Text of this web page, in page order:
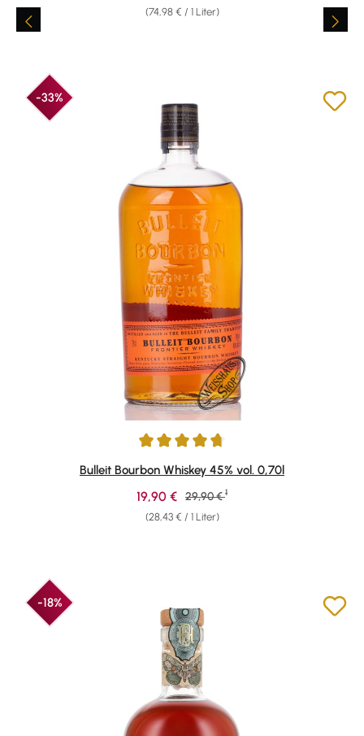
(74,98 € / 1 Liter)
-33%
Durchschnittliche Bewertung von 4.69 von 5 Sternen
Bulleit Bourbon Whiskey 45% vol. 0,70l
(28,43 € / 1 Liter)
Verkaufspreis:
19,90 € Regulärer Preis:
29,90 € 1
-18%